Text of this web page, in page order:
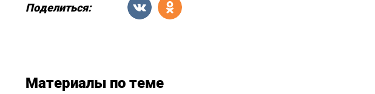
Поделиться:
Материалы по теме